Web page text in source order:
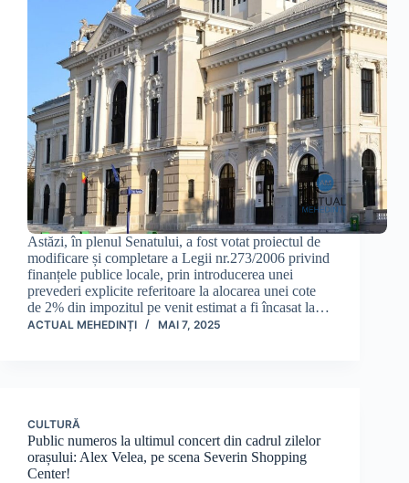
Astăzi, în plenul Senatului, a fost votat proiectul de
modificare și completare a Legii nr.273/2006 privind
finanțele publice locale, prin introducerea unei
prevederi explicite referitoare la alocarea unei cote
de 2% din impozitul pe venit estimat a fi încasat la…
ACTUAL MEHEDINȚI MAI 7, 2025
CULTURĂ
Public numeros la ultimul concert din cadrul zilelor
orașului: Alex Velea, pe scena Severin Shopping
Center!